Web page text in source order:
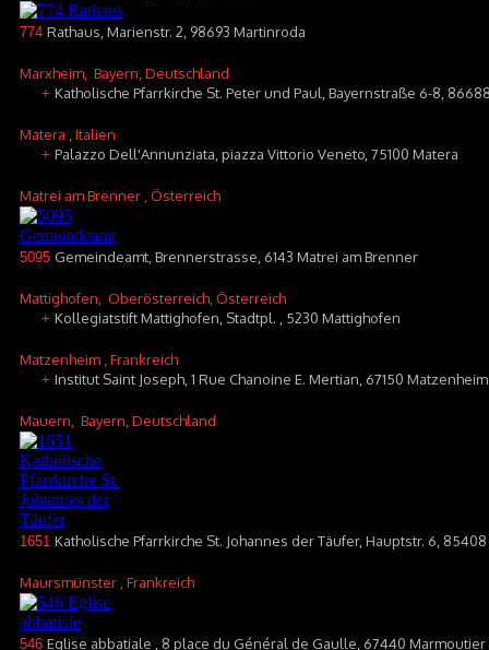
774 Rathaus, Marienstr. 2, 98693 Martinroda
Marxheim , Bayern, Deutschland
+ Katholische Pfarrkirche St. Peter und Paul, Bayernstraße 6-8,
Matera , Italien
+ Palazzo Dell'Annunziata, piazza Vittorio Veneto, 75100 Matera
Matrei am Brenner , Österreich
5095 Gemeindeamt, Brennerstrasse, 6143 Matrei am Brenner
Mattighofen , Oberösterreich, Österreich
+ Kollegiatstift Mattighofen, Stadtpl. , 5230 Mattighofen
Matzenheim , Frankreich
+ Institut Saint Joseph, 1 Rue Chanoine E. Mertian, 67150 Matzenheim
Mauern , Bayern, Deutschland
1651 Katholische Pfarrkirche St. Johannes der Täufer, Hauptstr. 6,
Maursmünster , Frankreich
546 Eglise abbatiale , 8 place du Général de Gaulle, 67440 Marmoutier